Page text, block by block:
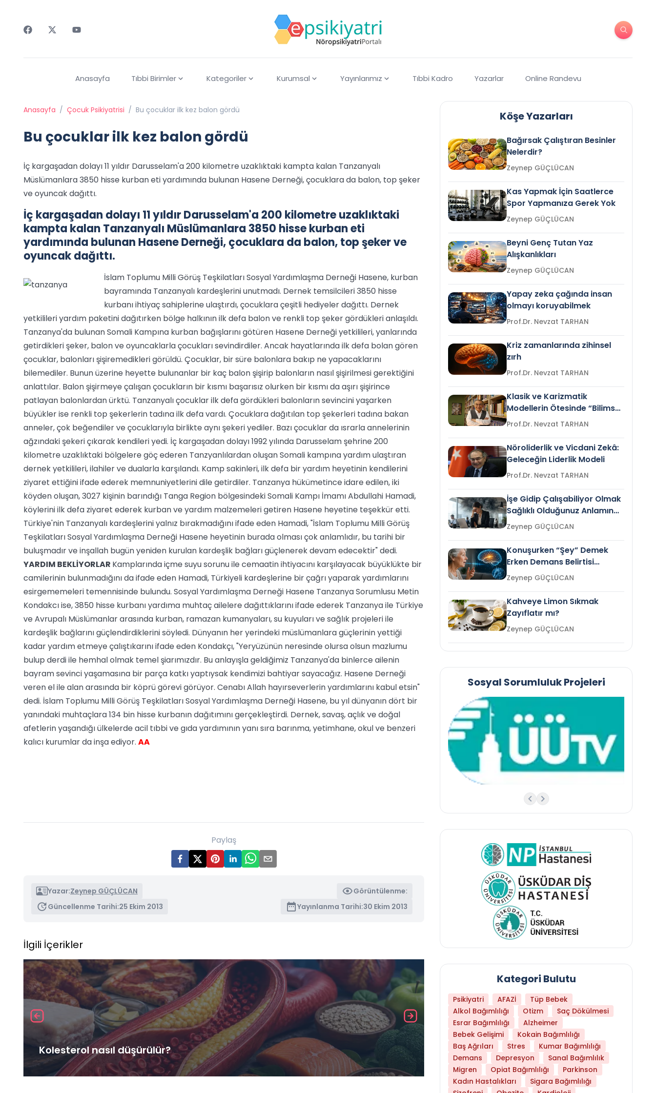
Anasayfa Tıbbi Birimler Kategoriler Kurumsal Yayınlarımız Tıbbi Kadro Yazarlar Online Randevu
Anasayfa / Çocuk Psikiyatrisi / Bu çocuklar ilk kez balon gördü
Bu çocuklar ilk kez balon gördü
İç kargaşadan dolayı 11 yıldır Darusselam'a 200 kilometre uzaklıktaki kampta kalan Tanzanyalı
Müslümanlara 3850 hisse kurban eti yardımında bulunan Hasene Derneği, çocuklara da balon, top şeker
ve oyuncak dağıttı.
İç kargaşadan dolayı 11 yıldır Darusselam'a 200 kilometre uzaklıktaki
kampta kalan Tanzanyalı Müslümanlara 3850 hisse kurban eti
yardımında bulunan Hasene Derneği, çocuklara da balon, top şeker ve
oyuncak dağıttı.
İslam Toplumu Milli Görüş Teşkilatları Sosyal Yardımlaşma Derneği Hasene, kurban
bayramında Tanzanyalı kardeşlerini unutmadı. Dernek temsilcileri 3850 hisse
kurbanı ihtiyaç sahiplerine ulaştırdı, çocuklara çeşitli hediyeler dağıttı. Dernek
yetkilileri yardım paketini dağıtırken bölge halkının ilk defa balon ve renkli top şeker gördükleri anlaşıldı.
Tanzanya'da bulunan Somali Kampına kurban bağışlarını götüren Hasene Derneği yetkilileri, yanlarında
getirdikleri şeker, balon ve oyuncaklarla çocukları sevindirdiler. Ancak hayatlarında ilk defa bolan gören
çocuklar, balonları şişiremedikleri görüldü. Çocuklar, bir süre balonlara bakıp ne yapacaklarını
bilemediler. Bunun üzerine heyette bulunanlar bir kaç balon şişirip balonların nasıl şişirilmesi gerektiğini
anlattılar. Balon şişirmeye çalışan çocukların bir kısmı başarısız olurken bir kısmı da aşırı şişirince
patlayan balonlardan ürktü. Tanzanyalı çocuklar ilk defa gördükleri balonların sevincini yaşarken
büyükler ise renkli top şekerlerin tadına ilk defa vardı. Çocuklara dağıtılan top şekerleri tadına bakan
anneler, çok beğendiler ve çocuklarıyla birlikte aynı şekeri yediler. Bazı çocuklar da ısrarla annelerinin
ağzındaki şekeri çıkarak kendileri yedi. İç kargaşadan dolayı 1992 yılında Darusselam şehrine 200
kilometre uzaklıktaki bölgelere göç ederen Tanzyanlılardan oluşan Somali kampına yardım ulaştıran
dernek yetkilileri, ilahiler ve dualarla karşılandı. Kamp sakinleri, ilk defa bir yardım heyetinin kendilerini
ziyaret ettiğini ifade ederek memnuniyetlerini dile getirdiler. Tanzanya hükümetince idare edilen, iki
köyden oluşan, 3027 kişinin barındığı Tanga Region bölgesindeki Somali Kampı İmamı Abdullahi Hamadi,
köylerini ilk defa ziyaret ederek kurban ve yardım malzemeleri getiren Hasene heyetine teşekkür etti.
Türkiye'nin Tanzanyalı kardeşlerini yalnız bırakmadığını ifade eden Hamadi, "İslam Toplumu Milli Görüş
Teşkilatları Sosyal Yardımlaşma Derneği Hasene heyetinin burada olması çok anlamlıdır, bu tarihi bir
buluşmadır ve inşallah bugün yeniden kurulan kardeşlik bağları güçlenerek devam edecektir" dedi.
YARDIM BEKLİYORLAR Kamplarında içme suyu sorunu ile cemaatin ihtiyacını karşılayacak büyüklükte bir
camilerinin bulunmadığını da ifade eden Hamadi, Türkiyeli kardeşlerine bir çağrı yaparak yardımlarını
esirgememeleri temennisinde bulundu. Sosyal Yardımlaşma Derneği Hasene Tanzanya Sorumlusu Metin
Kondakcı ise, 3850 hisse kurbanı yardıma muhtaç ailelere dağıttıklarını ifade ederek Tanzanya ile Türkiye
ve Avrupalı Müslümanlar arasında kurban, ramazan kumanyaları, su kuyuları ve sağlık projeleri ile
kardeşlik bağlarını güçlendirdiklerini söyledi. Dünyanın her yerindeki müslümanlara güçlerinin yettiği
kadar yardım etmeye çalıştıkarını ifade eden Kondakçı, "Yeryüzünün neresinde olursa olsun mazlumu
bulup derdi ile hemhal olmak temel şiarımızdır. Bu anlayışla geldiğimiz Tanzanya'da binlerce ailenin
bayram sevinci yaşamasına bir parça katkı yaptıysak kendimizi bahtiyar sayacağız. Hasene Derneği
veren el ile alan arasında bir köprü görevi görüyor. Cenabı Allah hayırseverlerin yardımlarını kabul etsin"
dedi. İslam Toplumu Milli Görüş Teşkilatları Sosyal Yardımlaşma Derneği Hasene, bu yıl dünyanın dört bir
yanındaki muhtaçlara 134 bin hisse kurbanın dağıtımını gerçekleştirdi. Dernek, savaş, açlık ve doğal
afetlerin yaşandığı ülkelerde acil tıbbi ve gıda yardımının yanı sıra barınma, yetimhane, okul ve benzeri
kalıcı kurumlar da inşa ediyor. AA
Paylaş
Yazar:Zeynep GÜÇLÜCAN
Görüntülenme:
Güncellenme Tarihi:25 Ekim 2013 Yayınlanma Tarihi:30 Ekim 2013
İlgili İçerikler
Kolesterol nasıl düşürülür? Daha Az Protein Tüketmek Yaşlanmayı
Köşe Yazarları
Bağırsak Çalıştıran Besinler
Nelerdir?
Zeynep GÜÇLÜCAN
Kas Yapmak İçin Saatlerce
Spor Yapmanıza Gerek Yok
Zeynep GÜÇLÜCAN
Beyni Genç Tutan Yaz
Alışkanlıkları
Zeynep GÜÇLÜCAN
Yapay zeka çağında insan
olmayı koruyabilmek
Prof.Dr. Nevzat TARHAN
Kriz zamanlarında zihinsel
zırh
Prof.Dr. Nevzat TARHAN
Klasik ve Karizmatik
Modellerin Ötesinde “Bilimsel
Liderlik”
Prof.Dr. Nevzat TARHAN
Nöroliderlik ve Vicdani Zekâ:
Geleceğin Liderlik Modeli
Prof.Dr. Nevzat TARHAN
İşe Gidip Çalışabiliyor Olmak
Sağlıklı Olduğunuz Anlamına
Gelir mi?Zeynep GÜÇLÜCAN
Konuşurken “Şey” Demek
Erken Demans Belirtisi
Olabilir mi?Zeynep GÜÇLÜCAN
Kahveye Limon Sıkmak
Zayıflatır mı?
Zeynep GÜÇLÜCAN
Sosyal Sorumluluk Projeleri
Kategori Bulutu
Psikiyatri AFAZİ
Tüp Bebek
Alkol Bağımlılığı
Otizm
Saç Dökülmesi
Esrar Bağımlılığı
Alzheimer
Bebek Gelişimi
Kokain Bağımlılığı
Baş Ağrıları
Stres
Kumar Bağımlılığı
Demans
Depresyon
Sanal Bağımlılık
Migren
Opiat Bağımlılığı
Parkinson
Kadın Hastalıkları
Sigara Bağımlılığı